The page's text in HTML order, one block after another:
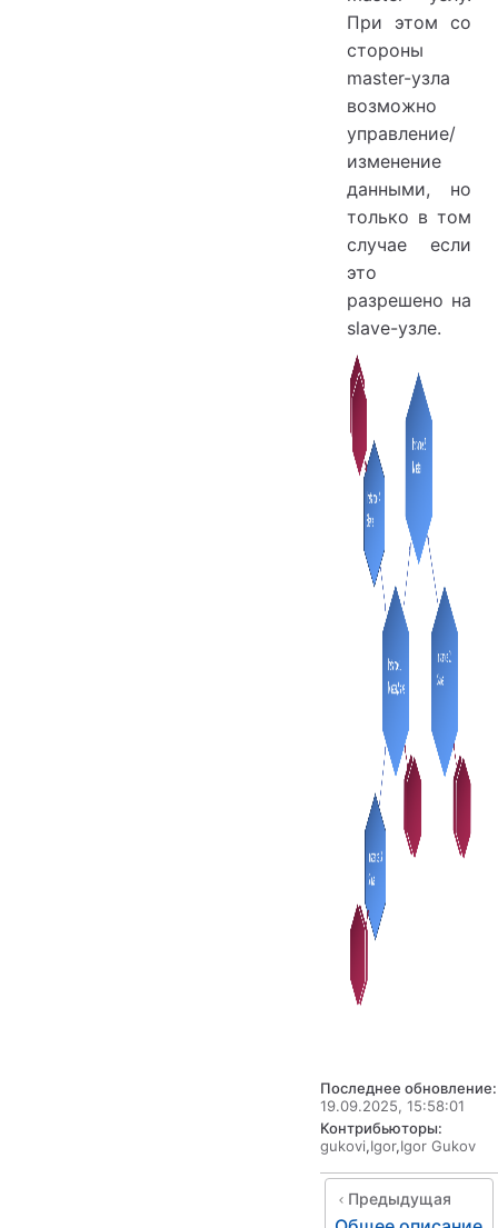
При этом со
стороны
master-узла
возможно
управление/
изменение
данными, но
только в том
случае если
это
разрешено на
slave-узле.
Последнее обновление:
19.09.2025, 15:58:01
Контрибьюторы:
gukovi,Igor,Igor Gukov
Предыдущая